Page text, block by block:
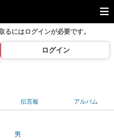
るにはログインが必要です。
ログイン
伝言板 アルバム
男